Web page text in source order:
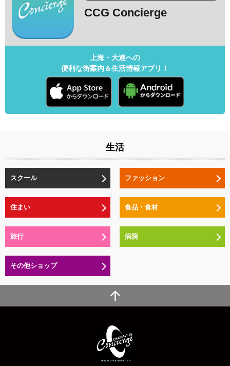
CCG Concierge
上海・大連への
便利な街案内＆生活情報アプリ！
生活
スクール ファッション
住まい 食品・食材
旅行 病院
その他ショップ